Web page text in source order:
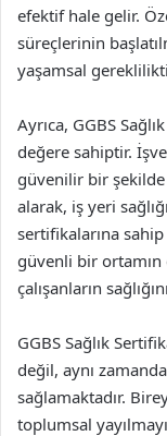
efektif hale gelir.
süreçlerinin
yaşamsal
Ayrıca, GGBS
değere sahiptir.
güvenilir bir
alarak, iş yeri
sertifikalarına
güvenli bir
çalışanların
GGBS Sağlık
değil, aynı
sağlamaktadır.
toplumsal